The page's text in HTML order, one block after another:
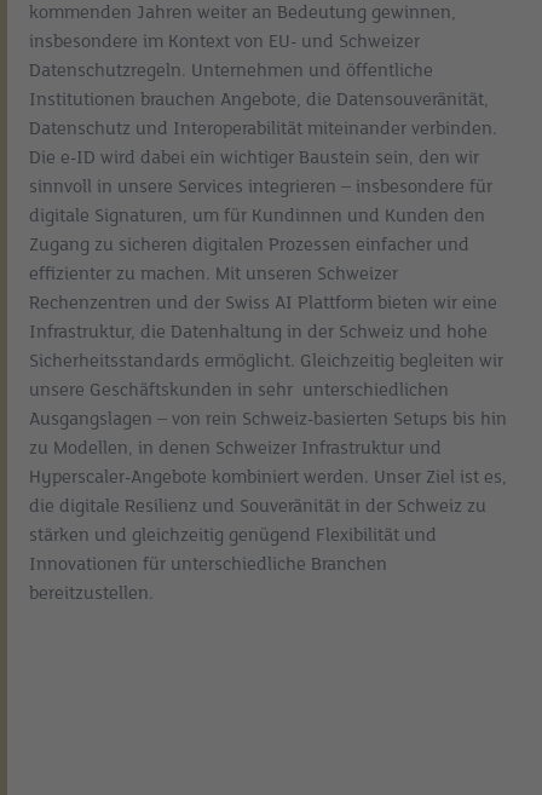
kommenden Jahren weiter an Bedeutung gewinnen,
insbesondere im Kontext von EU- und Schweizer
Datenschutzregeln. Unternehmen und öffentliche
Institutionen brauchen Angebote, die Datensouveränität,
Datenschutz und Interoperabilität miteinander verbinden.
Die e-ID wird dabei ein wichtiger Baustein sein, den wir
sinnvoll in unsere Services integrieren – insbesondere für
digitale Signaturen, um für Kundinnen und Kunden den
Zugang zu sicheren digitalen Prozessen einfacher und
effizienter zu machen. Mit unseren Schweizer
Rechenzentren und der Swiss AI Plattform bieten wir eine
Infrastruktur, die Datenhaltung in der Schweiz und hohe
Sicherheitsstandards ermöglicht. Gleichzeitig begleiten wir
unsere Geschäftskunden in sehr unterschiedlichen
Ausgangslagen – von rein Schweiz-basierten Setups bis hin
zu Modellen, in denen Schweizer Infrastruktur und
Hyperscaler-Angebote kombiniert werden. Unser Ziel ist es,
die digitale Resilienz und Souveränität in der Schweiz zu
stärken und gleichzeitig genügend Flexibilität und
Innovationen für unterschiedliche Branchen
bereitzustellen.